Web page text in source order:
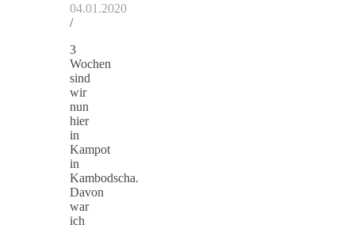
04.01.2020
/
3
Wochen
sind
wir
nun
hier
in
Kampot
in
Kambodscha.
Davon
war
ich